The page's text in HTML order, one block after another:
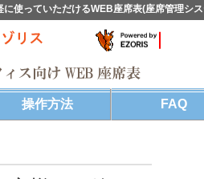
に使っていただけるWEB座席表(座席管理シ
操作方法 FAQ